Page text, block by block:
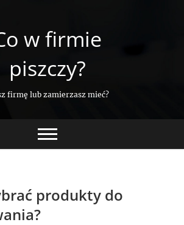
w firmie
piszczy?
firmę lub zamierzasz mieć?
produkty do